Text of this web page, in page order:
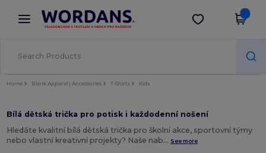
× Aplikace Wordans
Lepší ceny v aplikaci!
Stáhnout app
Home Blank Apparel | Accessories T-Shirts Kids
Bílá dětská trička pro potisk i každodenní nošení
Hledáte kvalitní bílá dětská trička pro školní akce, sportovní týmy
nebo vlastní kreativní projekty? Naše nab… See more